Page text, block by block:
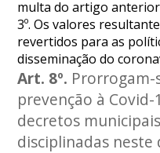
multa do artigo
3º. Os valores
revertidos para as
disseminação do
Art. 8º. Prorrogam-
prevenção à
decretos
disciplinadas neste